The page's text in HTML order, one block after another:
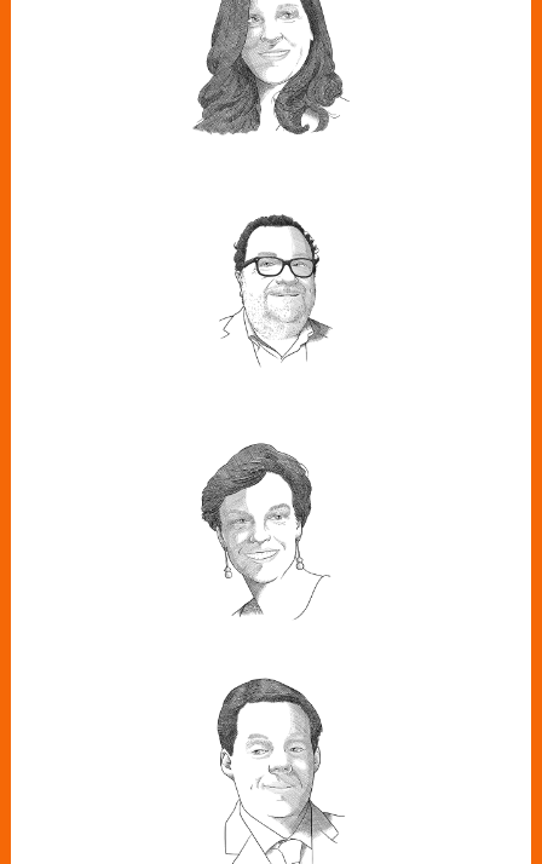
PÉREZ
Consultora principal de Etalia y
curator de Forbes Summit Energy &
Sustainability 2023
IGNACIO
QUINTANA
Director general de Forbes España
CRISTINA
VILLANUEVA
Periodista y presentadora de la
EDUARDO BAYÓN
MORENO
Director de Business Services &
Sustainability de Lyreco